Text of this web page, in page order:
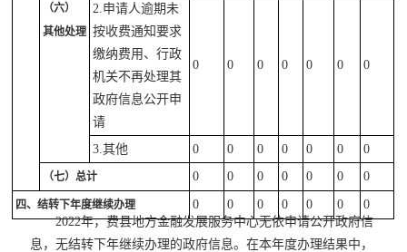
（六）
其他处理
2.申请人逾期未
按收费通知要求
缴纳费用、行政
机关不再处理其
政府信息公开申
请
0 0 0 0 0 0 0
3.其他 0 0 0 0 0 0 0
（七）总计 0 0 0 0 0 0 0
四、结转下年度继续办理 0 0 0 0 0 0
0
2022年，费县地方金融发展服务中心无依申请公开政府信
息，无结转下年继续办理的政府信息。在本年度办理结果中，